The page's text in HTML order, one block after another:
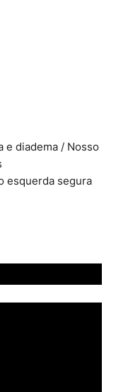
e diadema / Nosso
esquerda segura